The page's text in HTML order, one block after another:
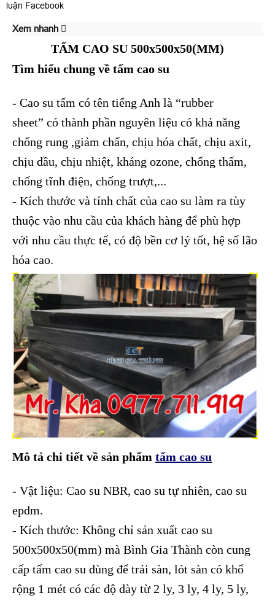
luận Facebook
Xem nhanh
TẤM CAO SU 500x500x50(MM)
Tìm hiểu chung về tấm cao su
- Cao su tấm có tên tiếng Anh là “rubber
sheet” có thành phần nguyên liệu có khả năng
chống rung ,giảm chấn, chịu hóa chất, chịu axit,
chịu dầu, chịu nhiệt, kháng ozone, chống thấm,
chống tĩnh điện, chống trượt,...
- Kích thước và tính chất của cao su làm ra tùy
thuộc vào nhu cầu của khách hàng để phù hợp
với nhu cầu thực tế, có độ bền cơ lý tốt, hệ số lão
hóa cao.
Mô tả chi tiết về sản phẩm tấm cao su
- Vật liệu: Cao su NBR, cao su tự nhiên, cao su
epdm.
- Kích thước: Không chỉ sản xuất cao su
500x500x50(mm) mà Bình Gia Thành còn cung
cấp tấm cao su dùng để trải sàn, lót sàn có khổ
rộng 1 mét có các độ dày từ 2 ly, 3 ly, 4 ly, 5 ly,